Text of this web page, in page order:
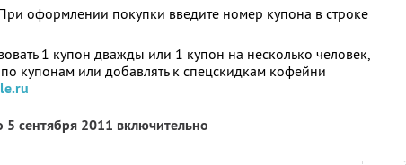
оформлении покупки введите номер купона в строке
1 купон дважды или 1 купон на несколько человек,
купонам или добавлять к спецскидкам кофейни
5 сентября 2011 включительно